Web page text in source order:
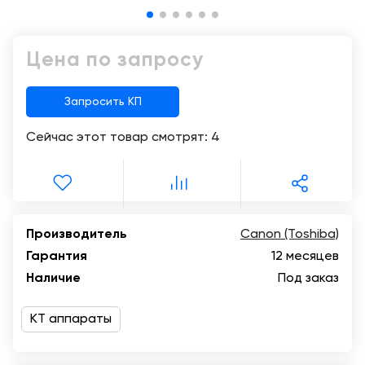
Доставка
Карьера
Отзывы
Контакты
(800)
Цена по запросу
Запросить КП
Сейчас этот товар смотрят: 4
Производитель
Canon (Toshiba)
Гарантия
12 месяцев
Наличие
Под заказ
КТ аппараты